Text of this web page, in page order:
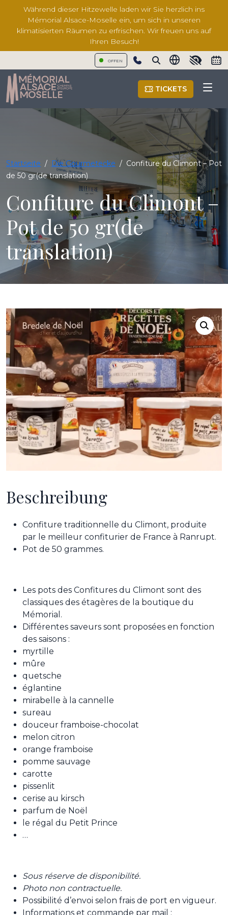
Während dieser Hitzewelle laden wir Sie herzlich ins
Mémorial Alsace-Moselle ein, um sich in unseren
klimatisierten Räumen zu erfrischen. Wir freuen uns auf
Ihren Besuch!
OFFEN
Show phone number
TICKETS
Startseite / Die Gourmetecke / Confiture du Climont – Pot
de 50 gr(de translation)
Confiture du Climont –
Pot de 50 gr(de
translation)
Beschreibung
Confiture traditionnelle du Climont, produite
par le meilleur confiturier de France à Ranrupt.
Pot de 50 grammes.
Les pots des Confitures du Climont sont des
classiques des étagères de la boutique du
Mémorial.
Différentes saveurs sont proposées en fonction
des saisons :
myrtille
mûre
quetsche
églantine
mirabelle à la cannelle
sureau
douceur framboise-chocolat
melon citron
orange framboise
pomme sauvage
carotte
pissenlit
cerise au kirsch
parfum de Noël
le régal du Petit Prince
…
Sous réserve de disponibilité.
Photo non contractuelle.
Possibilité d’envoi selon frais de port en vigueur.
Informations et commande par mail :